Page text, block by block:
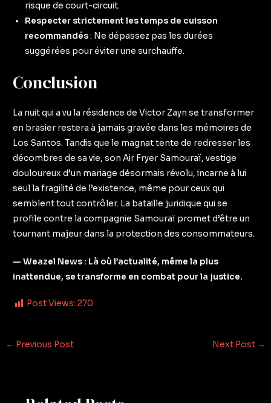
risque de court-circuit.
Respecter strictement les temps de cuisson
recommandés: Ne dépassez pas les durées
suggérées pour éviter une surchauffe.
Conclusion
La nuit qui a vu la résidence de Victor Zayn se transformer
en brasier restera à jamais gravée dans les mémoires de
Los Santos. Tandis que le magnat tente de redresser les
décombres de sa vie, son Air Fryer Samouraï, vestige
douloureux d’un mariage désormais révolu, incarne à lui
seul la fragilité de l’existence, même pour ceux qui
semblent tout contrôler. La bataille juridique qui se
profile contre la compagnie Samouraï promet d’être un
tournant majeur dans la protection des consommateurs.
— Weazel News : Là où l’actualité, même la plus
inattendue, se transforme en combat pour la justice.
Post Views: 270
← Previous Post Next Post →